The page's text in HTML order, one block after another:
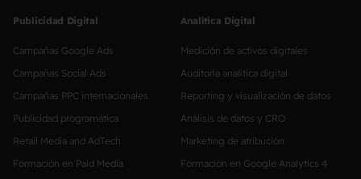
Publicidad Digital
Campañas Google Ads
Campañas Social Ads
Campañas PPC internacionales
Publicidad programática
Retail Media and AdTech
Formación en Paid Media
Analítica Digital
Medición de activos digitales
Auditoría analítica digital
Reporting y visualización de datos
Análisis de datos y CRO
Marketing de atribución
Formación en Google Analytics 4